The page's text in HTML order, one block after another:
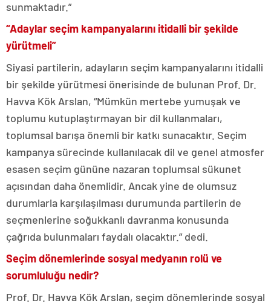
sunmaktadır.”
“Adaylar seçim kampanyalarını itidalli bir şekilde
yürütmeli”
Siyasi partilerin, adayların seçim kampanyalarını itidalli
bir şekilde yürütmesi önerisinde de bulunan Prof. Dr.
Havva Kök Arslan, “Mümkün mertebe yumuşak ve
toplumu kutuplaştırmayan bir dil kullanmaları,
toplumsal barışa önemli bir katkı sunacaktır. Seçim
kampanya sürecinde kullanılacak dil ve genel atmosfer
esasen seçim gününe nazaran toplumsal sükunet
açısından daha önemlidir. Ancak yine de olumsuz
durumlarla karşılaşılması durumunda partilerin de
seçmenlerine soğukkanlı davranma konusunda
çağrıda bulunmaları faydalı olacaktır.” dedi.
Seçim dönemlerinde sosyal medyanın rolü ve
sorumluluğu nedir?
Prof. Dr. Havva Kök Arslan, seçim dönemlerinde sosyal